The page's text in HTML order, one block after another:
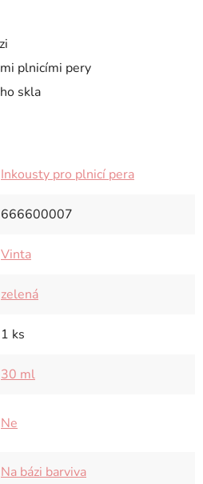
plnicími pery
skla
Inkousty pro plnicí pera
666600007
Vinta
zelená
1 ks
30 ml
Ne
Na bázi barviva